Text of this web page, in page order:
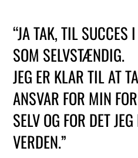
“JA TAK, TIL SUCCES
SOM SELVSTÆNDIG.
JEG ER KLAR TIL AT
ANSVAR FOR MIN
SELV OG FOR DET
VERDEN.”